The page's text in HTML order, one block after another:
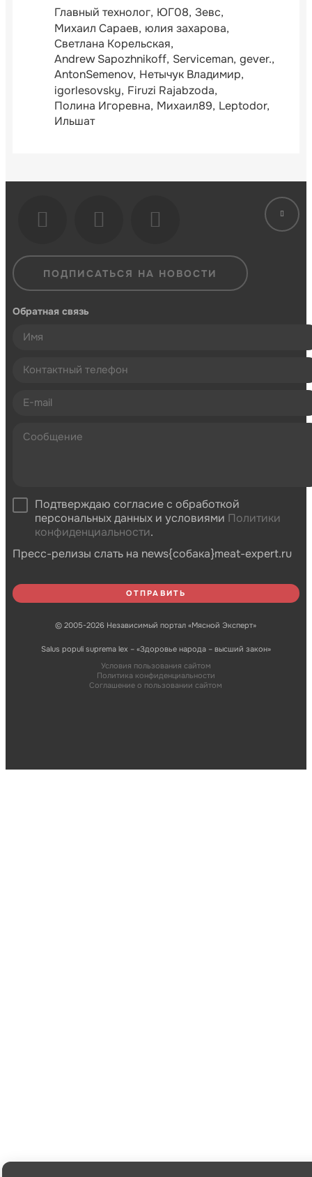
Главный технолог ЮГ08 Зевс
Михаил Сараев юлия захарова
Светлана Корельская
Andrew Sapozhnikoff Serviceman gever.
AntonSemenov Нетычук Владимир
igorlesovsky Firuzi Rajabzoda
Полина Игоревна Михаил89 Leptodor
Ильшат
ПОДПИСАТЬСЯ НА НОВОСТИ
Обратная связь
Подтверждаю согласие с обработкой
персональных данных и условиями Политики
конфиденциальности.
Пресс-релизы слать на news{собака}meat-expert.ru
© 2005-2026 Независимый портал «Мясной Эксперт»
Salus populi suprema lex – «Здоровье народа – высший закон»
Условия пользования сайтом
Политика конфиденциальности
Соглашение о пользовании сайтом